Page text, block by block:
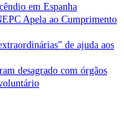
em Espanha
Apela ao Cumprimento
de ajuda aos
desagrado com órgãos